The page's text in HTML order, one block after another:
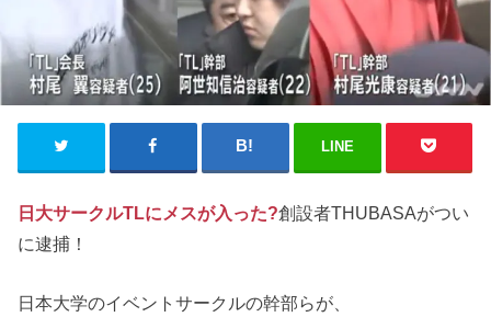
LINE
日大サークルTLにメスが入った?創設者THUBASAがつい
に逮捕！
日本大学のイベントサークルの幹部らが、